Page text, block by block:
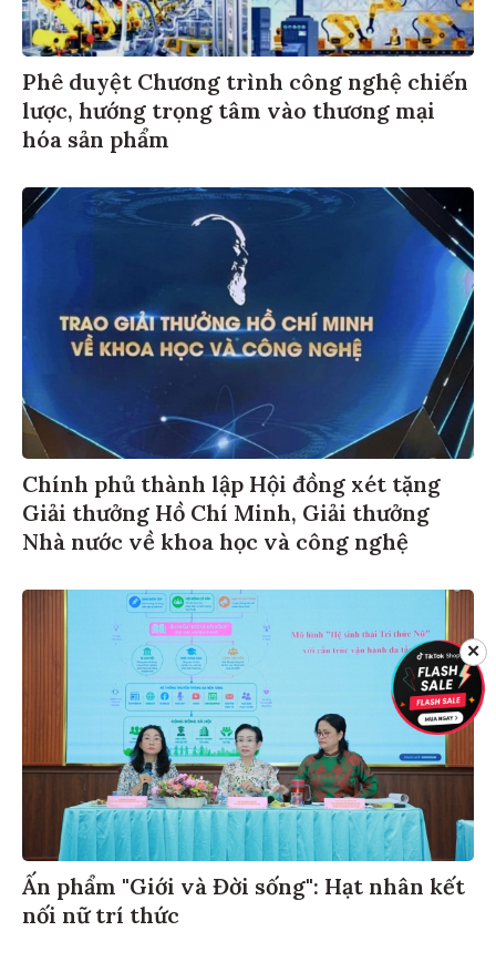
Phê duyệt Chương trình công nghệ chiến
lược, hướng trọng tâm vào thương mại
hóa sản phẩm
Chính phủ thành lập Hội đồng xét tặng
Giải thưởng Hồ Chí Minh, Giải thưởng
Nhà nước về khoa học và công nghệ
Ấn phẩm "Giới và Đời sống": Hạt nhân kết
nối nữ trí thức
✕